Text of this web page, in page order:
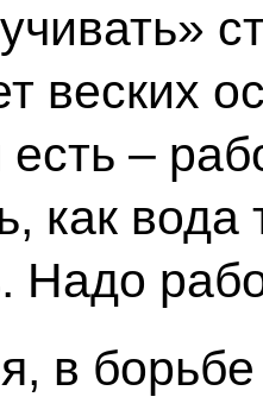
веских
–
как вода
Надо
в